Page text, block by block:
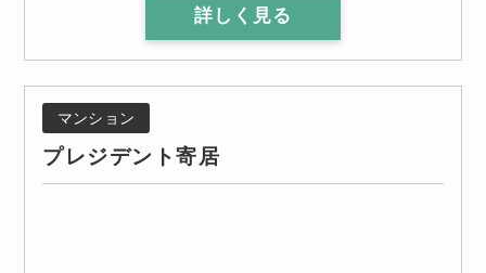
詳しく見る
マンション
プレジデント寄居